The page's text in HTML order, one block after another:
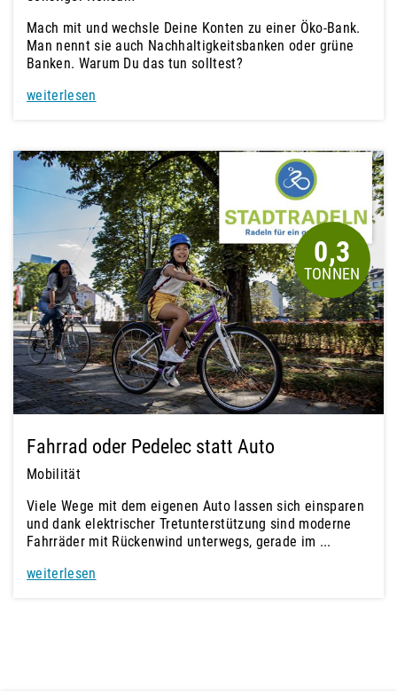
Mach mit und wechsle Deine Konten zu einer Öko-Bank.
Man nennt sie auch Nachhaltigkeitsbanken oder grüne
Banken. Warum Du das tun solltest?
weiterlesen
Fahrrad oder Pedelec statt Auto
Mobilität
Viele Wege mit dem eigenen Auto lassen sich einsparen
und dank elektrischer Tretunterstützung sind moderne
Fahrräder mit Rückenwind unterwegs, gerade im ...
0,3
weiterlesen